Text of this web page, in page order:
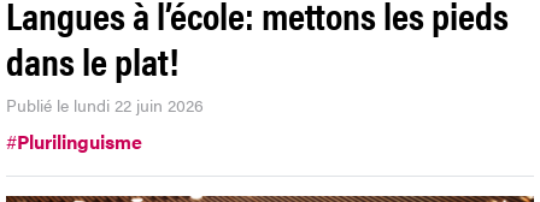
Langues à l’école: mettons les pieds
dans le plat!
Publié le lundi 22 juin 2026
#Plurilinguisme